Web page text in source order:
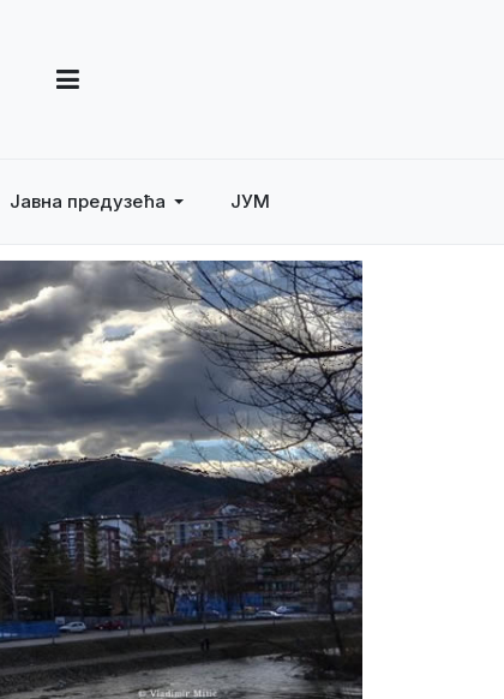
Јавна предузећа ЈУМ